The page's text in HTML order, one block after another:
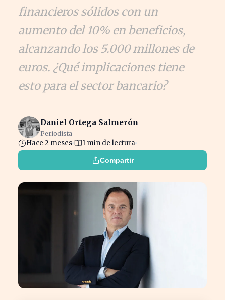
financieros sólidos con un
aumento del 10% en beneficios,
alcanzando los 5.000 millones de
euros. ¿Qué implicaciones tiene
esto para el sector bancario?
Daniel Ortega Salmerón
Periodista
Hace 2 meses 1 min de lectura
Compartir